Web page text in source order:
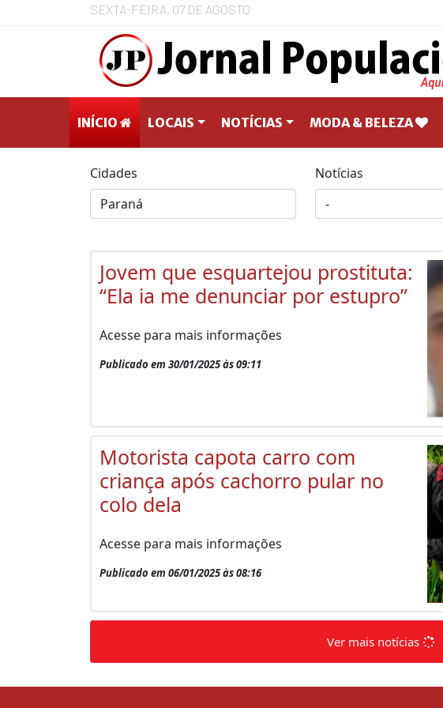
SEXTA-FEIRA, 07 DE AGOSTO
INÍCIO LOCAIS NOTÍCIAS MODA & BELEZA
Cidades Notícias
Jovem que esquartejou prostituta:
“Ela ia me denunciar por estupro”
Acesse para mais informações
Publicado em 30/01/2025 às 09:11
Motorista capota carro com
criança após cachorro pular no
colo dela
Acesse para mais informações
Publicado em 06/01/2025 às 08:16
Ver mais notícias